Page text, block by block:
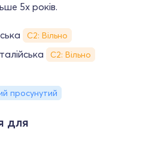
5х років.
С2: Вільно
С2: Вільно
просунутий
для